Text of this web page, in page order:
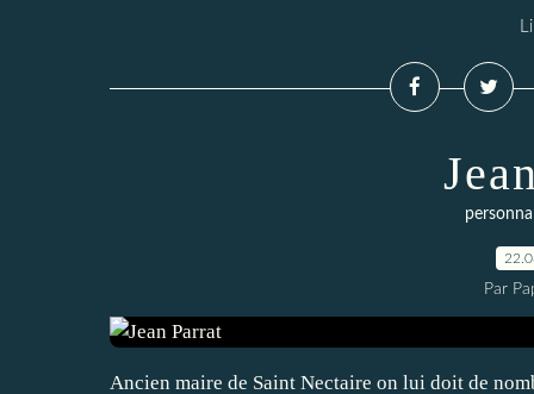
Par
Ancien maire de Saint Nectaire on lui doit de